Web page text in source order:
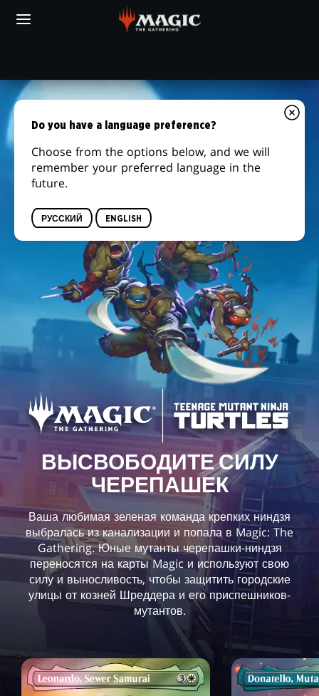
игровом
магазине
ARENA
MAGIC:
THE
GATHERING
MUTANT
TURTLES
УЖЕ В ПРОДАЖЕ
ВЫСВОБОДИТЕ СИЛУ
ЧЕРЕПАШЕК
Ваша любимая зеленая команда крепких ниндзя
выбралась из канализации и попала в Magic: The
Gathering. Юные мутанты черепашки-ниндзя
переносятся на карты Magic и используют свою
силу и выносливость, чтобы защитить городские
улицы от козней Шреддера и его приспешников-
мутантов.
Do you have a language preference?
Choose from the options below, and we will
remember your preferred language in the
future.
РУССКИЙ ENGLISH